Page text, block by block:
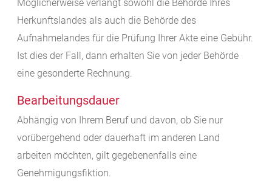
Möglicherweise verlangt sowohl die Behörde Ihres
Herkunftslandes als auch die Behörde des
Aufnahmelandes für die Prüfung Ihrer Akte eine Gebühr.
Ist dies der Fall, dann erhalten Sie von jeder Behörde
eine gesonderte Rechnung.
Bearbeitungsdauer
Abhängig von Ihrem Beruf und davon, ob Sie nur
vorübergehend oder dauerhaft im anderen Land
arbeiten möchten, gilt gegebenenfalls eine
Genehmigungsfiktion.